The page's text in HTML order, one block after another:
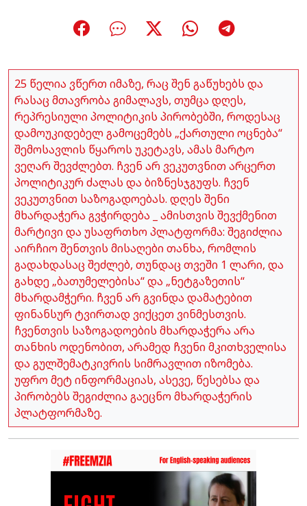
25 წელია ვწერთ იმაზე, რაც შენ გაწუხებს და
რასაც მთავრობა გიმალავს, თუმცა დღეს,
რეპრესიული პოლიტიკის პირობებში, როდესაც
დამოუკიდებელ გამოცემებს „ქართული ოცნება“
შემოსავლის წყაროს უკეტავს, ამას მარტო
ვეღარ შევძლებთ. ჩვენ არ ვეკუთვნით არცერთ
პოლიტიკურ ძალას და ბიზნესჯგუფს. ჩვენ
ვეკუთვნით საზოგადოებას. დღეს შენი
მხარდაჭერა გვჭირდება _ ამისთვის შევქმენით
მარტივი და უსაფრთხო პლატფორმა: შეგიძლია
აირჩიო შენთვის მისაღები თანხა, რომლის
გადახდასაც შეძლებ, თუნდაც თვეში 1 ლარი, და
გახდე „ბათუმელებისა“ და „ნეტგაზეთის“
მხარდამჭერი. ჩვენ არ გვინდა დამატებით
ფინანსურ ტვირთად ვიქცეთ ვინმესთვის.
ჩვენთვის საზოგადოების მხარდაჭერა არა
თანხის ოდენობით, არამედ ჩვენი მკითხველისა
და გულშემატკივრის სიმრავლით იზომება.
უფრო მეტ ინფორმაციას, ასევე, წესებსა და
პირობებს შეგიძლია გაეცნო მხარდაჭერის
პლატფორმაზე.